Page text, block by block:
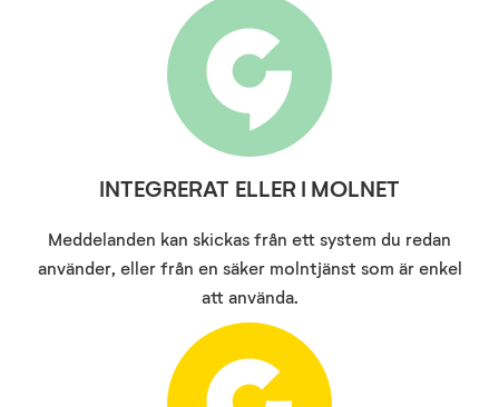
INTEGRERAT ELLER I MOLNET
Meddelanden kan skickas från ett system du redan
använder, eller från en säker molntjänst som är enkel
att använda.